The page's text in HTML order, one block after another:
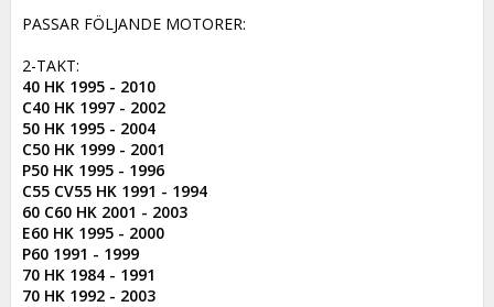
PASSAR FÖLJANDE MOTORER:
40 HK 1995 - 2010
C40 HK 1997 - 2002
50 HK 1995 - 2004
C50 HK 1999 - 2001
P50 HK 1995 - 1996
C55 CV55 HK 1991 - 1994
60 C60 HK 2001 - 2003
E60 HK 1995 - 2000
P60 1991 - 1999
70 HK 1984 - 1991
70 HK 1992 - 2003